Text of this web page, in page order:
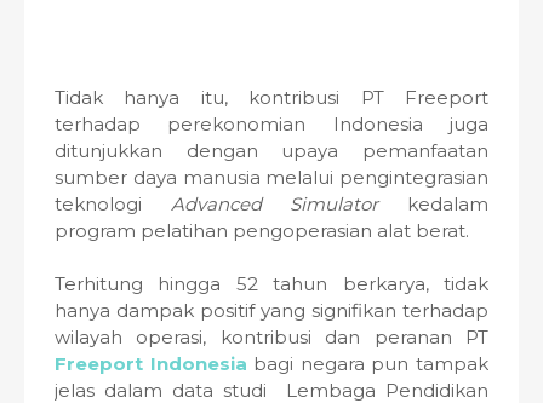
Tidak hanya itu, kontribusi PT Freeport
terhadap perekonomian Indonesia juga
ditunjukkan dengan upaya pemanfaatan
sumber daya manusia melalui pengintegrasian
teknologi Advanced Simulatorkedalam
program pelatihan pengoperasian alat berat.
Terhitung hingga 52 tahun berkarya, tidak
hanya dampak positif yang signifikan terhadap
wilayah operasi, kontribusi dan peranan PT
Freeport Indonesia bagi negara pun tampak
jelas dalam data studi Lembaga Pendidikan